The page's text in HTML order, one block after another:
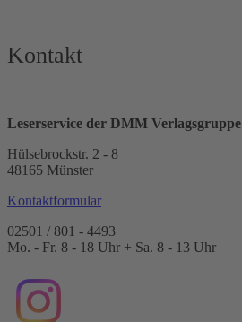
Kontakt
Leserservice der DMM Verlagsgruppe
Hülsebrockstr. 2 - 8
48165 Münster
Kontaktformular
02501 / 801 - 4493
Mo. - Fr. 8 - 18 Uhr + Sa. 8 - 13 Uhr